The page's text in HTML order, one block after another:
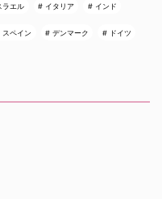
ラエル イタリア インド
スペイン デンマーク ドイツ